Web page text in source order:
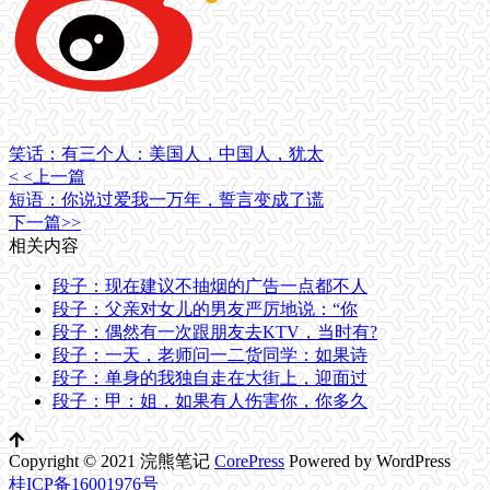
笑话：有三个人：美国人，中国人，犹太
< <上一篇
短语：你说过爱我一万年，誓言变成了谎
下一篇>>
相关内容
段子：现在建议不抽烟的广告一点都不人
段子：父亲对女儿的男友严厉地说：“你
段子：偶然有一次跟朋友去KTV，当时有?
段子：一天，老师问一二货同学：如果诗
段子：单身的我独自走在大街上，迎面过
段子：甲：姐，如果有人伤害你，你多久
Copyright © 2021 浣熊笔记CorePress Powered by WordPress
桂ICP备16001976号